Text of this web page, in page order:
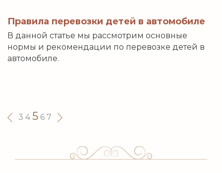
Правила перевозки детей в автомобиле
В данной статье мы рассмотрим основные
нормы и рекомендации по перевозке детей в
автомобиле.
3 4 5 6 7